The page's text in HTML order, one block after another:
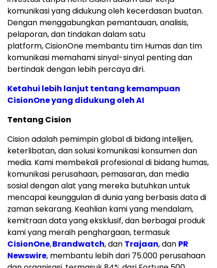
komunikasi yang didukung oleh kecerdasan buatan.
Dengan menggabungkan pemantauan, analisis,
pelaporan, dan tindakan dalam satu
platform, CisionOne membantu tim Humas dan tim
komunikasi memahami sinyal-sinyal penting dan
bertindak dengan lebih percaya diri.
Ketahui lebih lanjut tentang kemampuan
CisionOne yang didukung oleh AI
Tentang Cision
Cision adalah pemimpin global di bidang intelijen,
keterlibatan, dan solusi komunikasi konsumen dan
media. Kami membekali profesional di bidang humas,
komunikasi perusahaan, pemasaran, dan media
sosial dengan alat yang mereka butuhkan untuk
mencapai keunggulan di dunia yang berbasis data di
zaman sekarang. Keahlian kami yang mendalam,
kemitraan data yang eksklusif, dan berbagai produk
kami yang meraih penghargaan, termasuk
CisionOne,Brandwatch, dan Trajaan, dan PR
Newswire, membantu lebih dari 75.000 perusahaan